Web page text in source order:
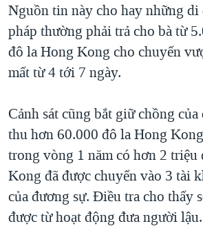
Nguồn tin này cho hay những di
pháp thường phải trả cho bà từ
đô la Hong Kong cho chuyến
mất từ 4 tới 7 ngày.
Cảnh sát cũng bắt giữ chồng
thu hơn 60.000 đô la Hong
trong vòng 1 năm có hơn 2 triệu
Kong đã được chuyển vào 3 tài
của đương sự. Điều tra cho thấy
được từ hoạt động đưa người lậu.